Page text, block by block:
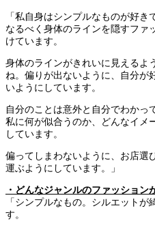
「私自身はシンプルなものが好き
なるべく身体のラインを隠すファ
けています。
身体のラインがきれいに見えるよ
ね。偏りが出ないように、自分が
いようにしています。
自分のことは意外と自分でわかっ
私に何が似合うのか、どんなイメ
しています。
偏ってしまわないように、お店選
運ぶようにしています。」
・どんなジャンルのファッション
「シンプルなもの。シルエット
す。